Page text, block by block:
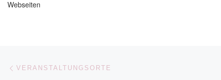
Webseiten
Beitragsnavigation
VERANSTALTUNGSORTE